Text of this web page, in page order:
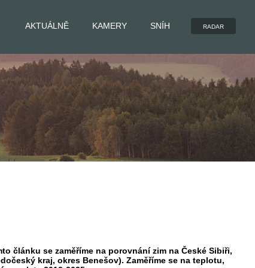
RADAR
AKTUÁLNĚ KAMERY SNÍH
článku se zaměříme na porovnání zim na České Sibiři,
kraj, okres Benešov). Zaměříme se na teplotu,